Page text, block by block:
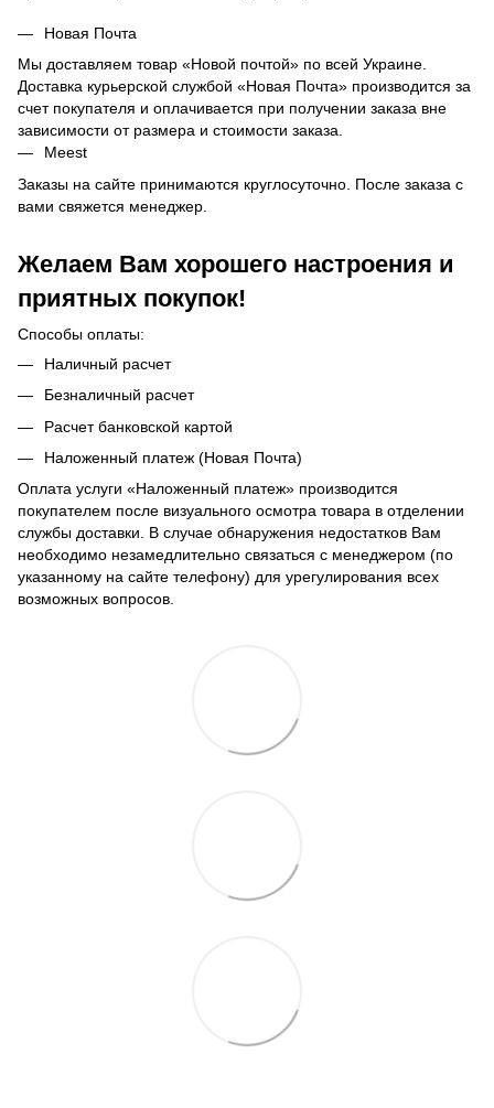
Новая Почта
Мы доставляем товар «Новой почтой» по всей Украине.
Доставка курьерской службой «Новая Почта» производится за
счет покупателя и оплачивается при получении заказа вне
зависимости от размера и стоимости заказа.
Meest
Заказы на сайте принимаются круглосуточно. После заказа с
вами свяжется менеджер.
Желаем Вам хорошего настроения и
приятных покупок!
Способы оплаты:
Наличный расчет
Безналичный расчет
Расчет банковской картой
Наложенный платеж (Новая Почта)
Оплата услуги «Наложенный платеж» производится
покупателем после визуального осмотра товара в отделении
службы доставки. В случае обнаружения недостатков Вам
необходимо незамедлительно связаться с менеджером (по
указанному на сайте телефону) для урегулирования всех
возможных вопросов.